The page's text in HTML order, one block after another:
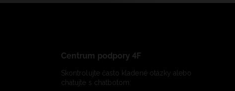
Centrum podpory 4F
Skontrolujte často kladené otázky alebo
chatujte s chatbotom: